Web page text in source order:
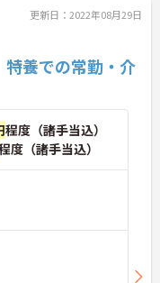
更新日：2022年08月29日
養での常勤・介
程度（諸手当込）
度（諸手当込）